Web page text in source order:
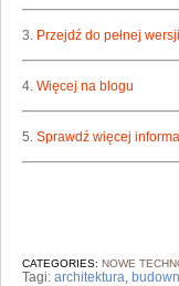
3. Przejdź do pełnej
4. Więcej na blogu
5. Sprawdź więcej
CATEGORIES: NOWE
Tagi: architektura,